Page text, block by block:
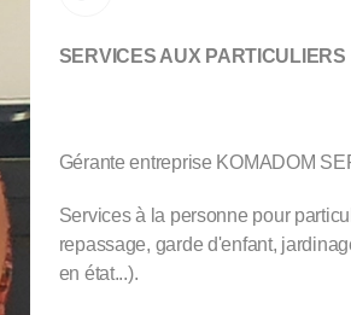
SERVICES AUX
Gérante entreprise KOMADOM
Services à la personne pour
repassage, garde d'enfant,
en état...).